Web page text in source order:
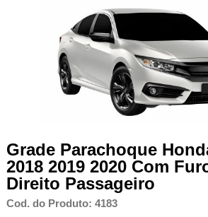
Grade Parachoque
2018 2019 2020 Com
Direito Passageiro
Cod. do Produto: 4183